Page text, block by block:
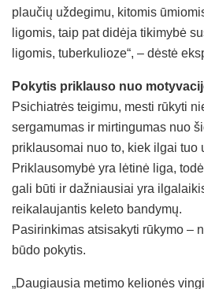
plaučių uždegimu, kitomis
ligomis, taip pat didėja tikimybė
ligomis, tuberkulioze“, – dėstė
Pokytis priklauso nuo
Psichiatrės teigimu, mesti rūkyti
sergamumas ir mirtingumas nuo
priklausomai nuo to, kiek ilgai tuo
Priklausomybė yra lėtinė liga,
gali būti ir dažniausiai yra
reikalaujantis keleto bandymų.
Pasirinkimas atsisakyti rūkymo –
būdo pokytis.
„Daugiausia metimo kelionės